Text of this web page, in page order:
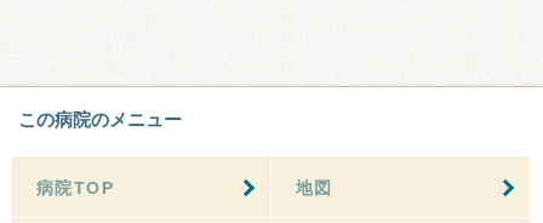
この病院のメニュー
病院TOP 地図